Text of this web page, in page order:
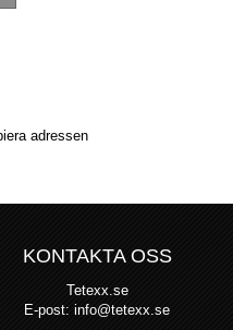
adressen
KONTAKTA OSS
Tetexx.se
E-post: info@tetexx.se